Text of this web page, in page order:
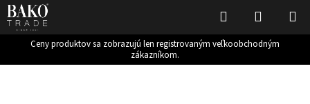
Ceny produktov sa zobrazujú len registrovaným veľkoobchodným
zákazníkom.
Hľadať
KOŠÍK